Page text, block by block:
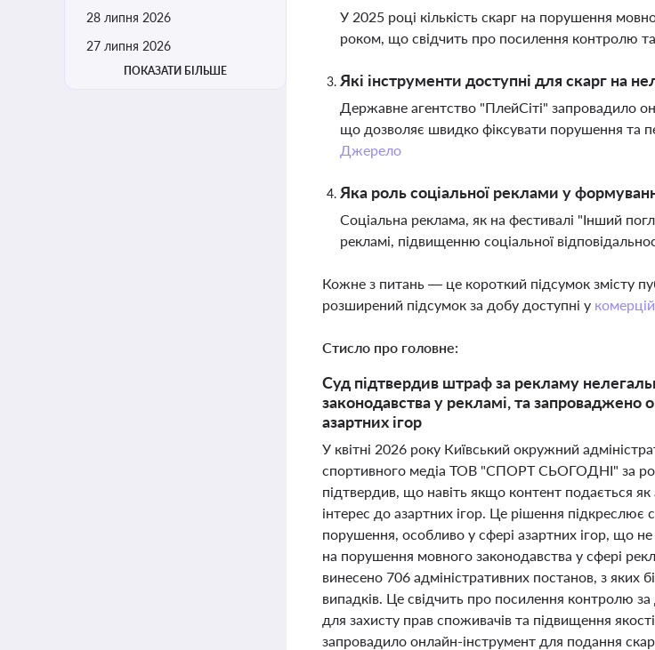
28 липня 2026
27 липня 2026
ПОКАЗАТИ БІЛЬШЕ
У 2025 році кількість скарг на порушення
роком, що свідчить про посилення контролю
Які інструменти доступні для скарг на
Державне агентство "ПлейСіті" запровадило
що дозволяє швидко фіксувати порушення та
Джерело
Яка роль соціальної реклами у
Соціальна реклама, як на фестивалі "Інший
рекламі, підвищенню соціальної
Кожне з питань — це короткий підсумок змісту
розширений підсумок за добу доступні у
Стисло про головне:
Суд підтвердив штраф за рекламу
законодавства у рекламі, та
азартних ігор
У квітні 2026 року Київський окружний
спортивного медіа ТОВ "СПОРТ СЬОГОДНІ" за
підтвердив, що навіть якщо контент подається
інтерес до азартних ігор. Це рішення підкреслює
порушення, особливо у сфері азартних ігор, що не
на порушення мовного законодавства у сфері
винесено 706 адміністративних постанов, з
випадків. Це свідчить про посилення контролю
для захисту прав споживачів та підвищення
запровадило онлайн-інструмент для подання